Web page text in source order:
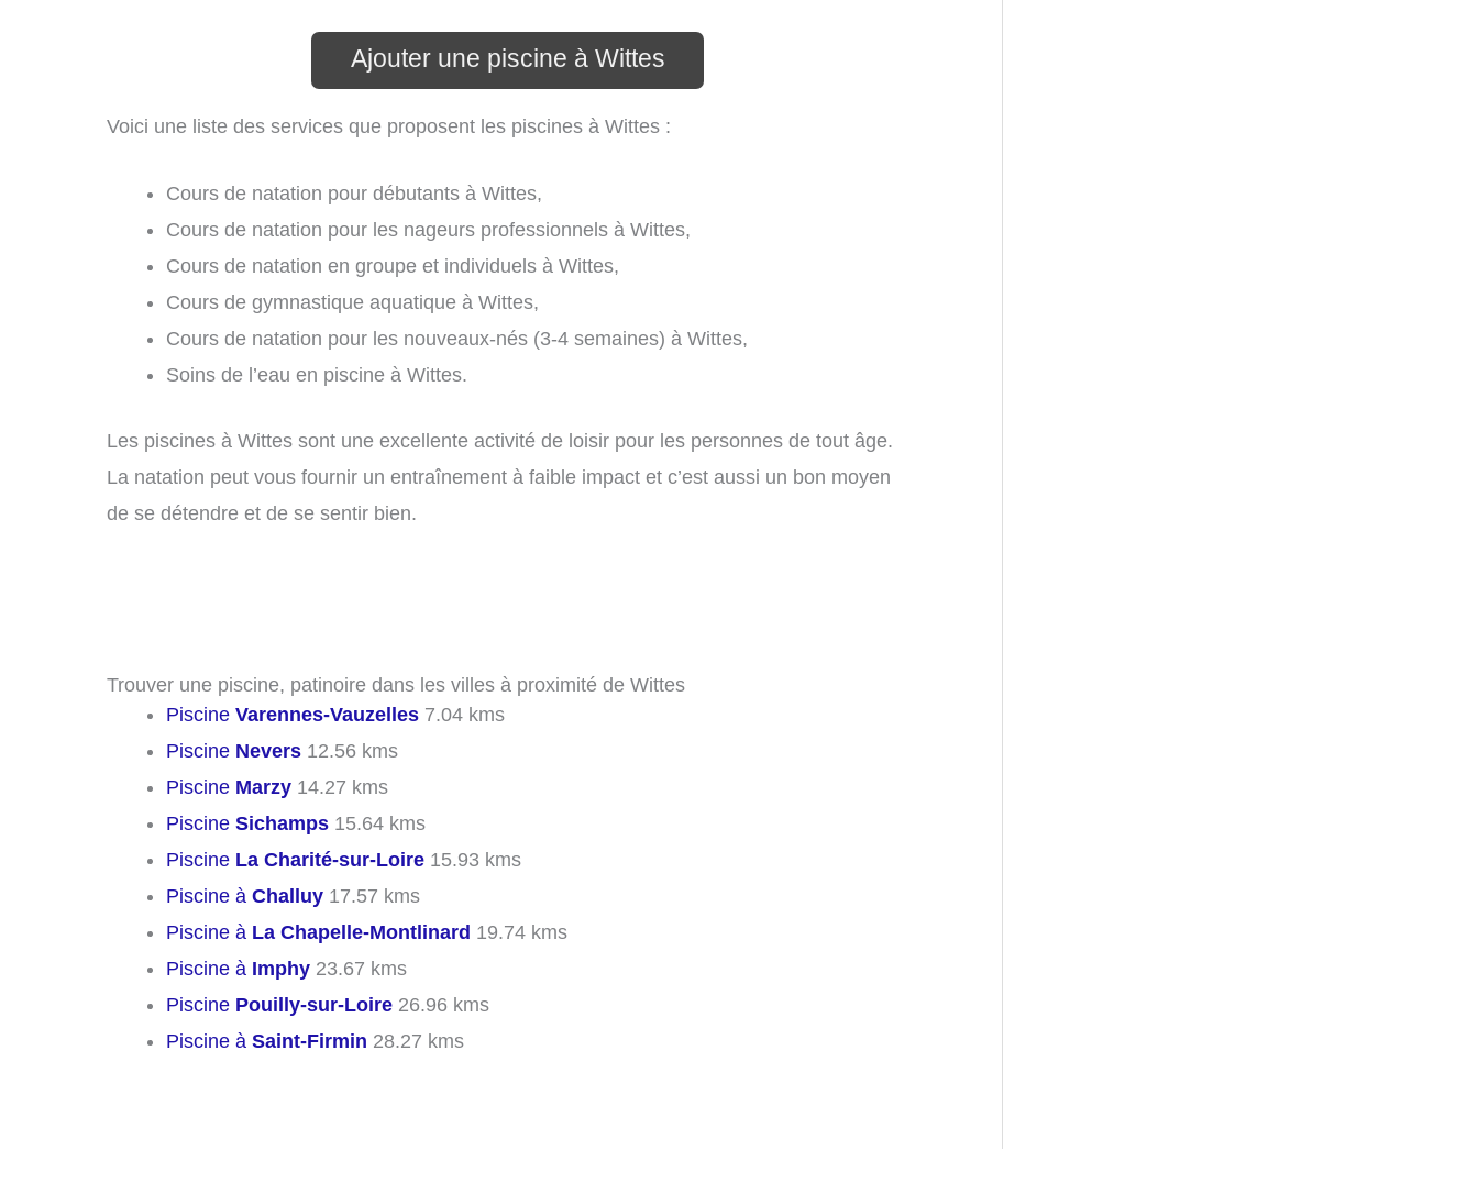
Ajouter une piscine à Wittes
Voici une liste des services que proposent les piscines à Wittes :
Cours de natation pour débutants à Wittes,
Cours de natation pour les nageurs professionnels à Wittes,
Cours de natation en groupe et individuels à Wittes,
Cours de gymnastique aquatique à Wittes,
Cours de natation pour les nouveaux-nés (3-4 semaines) à Wittes,
Soins de l’eau en piscine à Wittes.
Les piscines à Wittes sont une excellente activité de loisir pour les personnes de tout âge.
La natation peut vous fournir un entraînement à faible impact et c’est aussi un bon moyen
de se détendre et de se sentir bien.
Trouver une piscine, patinoire dans les villes à proximité de Wittes
Piscine Varennes-Vauzelles 7.04 kms
Piscine Nevers 12.56 kms
Piscine Marzy 14.27 kms
Piscine Sichamps 15.64 kms
Piscine La Charité-sur-Loire 15.93 kms
Piscine à Challuy 17.57 kms
Piscine à La Chapelle-Montlinard 19.74 kms
Piscine à Imphy 23.67 kms
Piscine Pouilly-sur-Loire 26.96 kms
Piscine à Saint-Firmin 28.27 kms